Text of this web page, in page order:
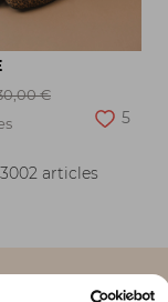
€
5
3002 articles